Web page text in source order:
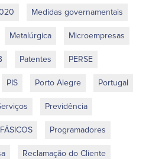
Medidas governamentais
Metalúrgica Microempresas
Patentes PERSE
PIS Porto Alegre Portugal
Previdência
Programadores
Reclamação do Cliente